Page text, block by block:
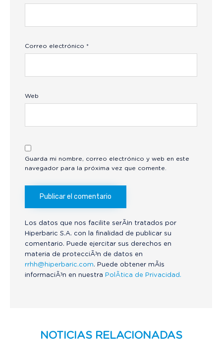
Correo electrónico *
Web
Guarda mi nombre, correo electrónico y web en este
navegador para la próxima vez que comente.
Los datos que nos facilite serÃ¡n tratados por
Hiperbaric S.A. con la finalidad de publicar su
comentario. Puede ejercitar sus derechos en
materia de protecciÃ³n de datos en
rrhh@hiperbaric.com. Puede obtener mÃ¡s
informaciÃ³n en nuestra PolÃ­tica de Privacidad.
NOTICIAS RELACIONADAS